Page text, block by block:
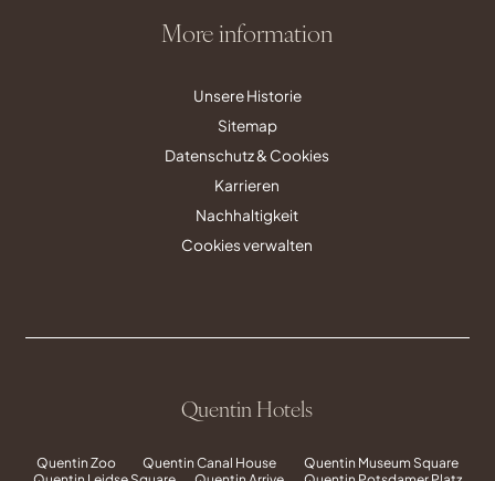
More information
Unsere Historie
Sitemap
Datenschutz & Cookies
Karrieren
Nachhaltigkeit
Cookies verwalten
Quentin Hotels
Quentin Zoo Quentin Canal House
Quentin Museum Square